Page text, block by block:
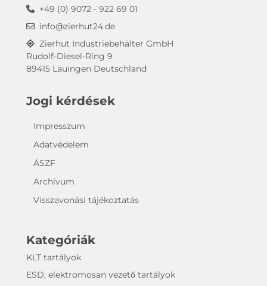
+49 (0) 9072 - 922 69 01
info@zierhut24.de
Zierhut Industriebehälter GmbH
Rudolf-Diesel-Ring 9
89415 Lauingen Deutschland
Jogi kérdések
Impresszum
Adatvédelem
ÁSZF
Archívum
Visszavonási tájékoztatás
Kategóriák
KLT tartályok
ESD, elektromosan vezető tartályok